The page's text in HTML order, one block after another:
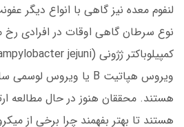
لنفوم معده نیز گاهی با انواع دیگر
نوع سرطان گاهی اوقات در افرادی
هستند. محققان هنوز در حال مطالعه
هستند تا بهتر بفهمند چرا برخی از